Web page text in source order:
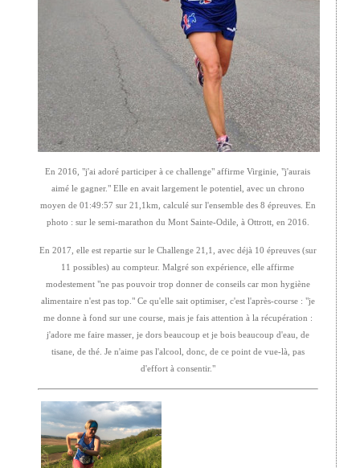
En 2016, "j'ai adoré participer à ce challenge" affirme Virginie,"j'aurais
aimé le gagner." Elle en avait largement le potentiel, avec un chrono
moyen de 01:49:57 sur 21,1km, calculé sur l'ensemble des 8 épreuves. En
photo : sur le semi-marathon du Mont Sainte-Odile, à Ottrott, en 2016.
En 2017, elle est repartie sur le Challenge 21,1, avec déjà 10 épreuves (sur
11 possibles) au compteur. Malgré son expérience, elle affirme
modestement "ne pas pouvoir trop donner de conseils car mon hygiène
alimentaire n'est pas top." Ce qu'elle sait optimiser, c'est l'après-course : "je
me donne à fond sur une course, mais je fais attention à la récupération :
j'adore me faire masser, je dors beaucoup et je bois beaucoup d'eau, de
tisane, de thé. Je n'aime pas l'alcool, donc, de ce point de vue-là, pas
d'effort à consentir."